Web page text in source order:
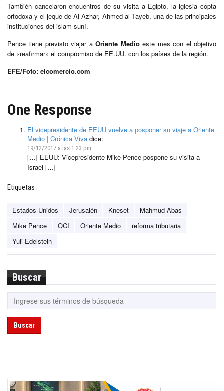
También cancelaron encuentros de su visita a Egipto, la iglesia copta
ortodoxa y el jeque de Al Azhar, Ahmed al Tayeb, una de las principales
instituciones del islam suní.
Pence tiene previsto viajar aOriente Medioeste mes con el objetivo
de «reafirmar» el compromiso de EE.UU. con los países de la región.
EFE/Foto: elcomercio.com
One Response
El vicepresidente de EEUU vuelve a posponer su viaje a Oriente
Medio | Crónica Viva dice:
19/12/2017 a las 1:23 pm
[…] EEUU: Vicepresidente Mike Pence pospone su visita a
Israel […]
Etiquetas :
Estados Unidos Jerusalén Kneset
Mahmud Abas
Mike Pence
OCI Oriente Medio
reforma tributaria
Yuli Edelstein
Buscar
Buscar